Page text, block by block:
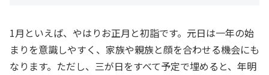
1月といえば、やはりお正月と初詣です。元日は一年の始
まりを意識しやすく、家族や親族と顔を合わせる機会にも
なります。ただし、三が日をすべて予定で埋めると、年明